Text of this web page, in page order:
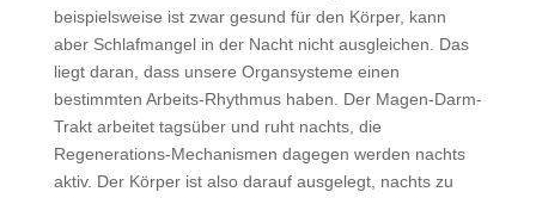
beispielsweise ist zwar gesund für den Körper, kann
aber Schlafmangel in der Nacht nicht ausgleichen. Das
liegt daran, dass unsere Organsysteme einen
bestimmten Arbeits-Rhythmus haben. Der Magen-Darm-
Trakt arbeitet tagsüber und ruht nachts, die
Regenerations-Mechanismen dagegen werden nachts
aktiv. Der Körper ist also darauf ausgelegt, nachts zu